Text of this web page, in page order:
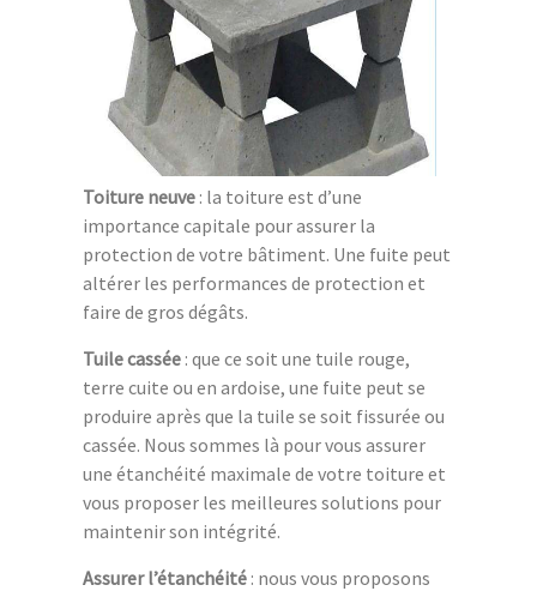
Toiture neuve : la toiture est d’une
importance capitale pour assurer la
protection de votre bâtiment. Une fuite peut
altérer les performances de protection et
faire de gros dégâts.
Tuile cassée : que ce soit une tuile rouge,
terre cuite ou en ardoise, une fuite peut se
produire après que la tuile se soit fissurée ou
cassée. Nous sommes là pour vous assurer
une étanchéité maximale de votre toiture et
vous proposer les meilleures solutions pour
maintenir son intégrité.
Assurer l’étanchéité : nous vous proposons